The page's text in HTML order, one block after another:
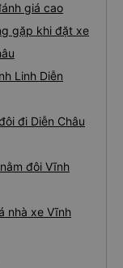
giá cao
gặp khi đặt xe
Linh Diễn
đi Diễn Châu
đôi Vĩnh
nhà xe Vĩnh